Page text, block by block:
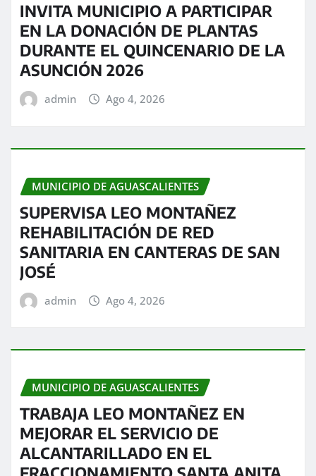
INVITA MUNICIPIO A PARTICIPAR
EN LA DONACIÓN DE PLANTAS
DURANTE EL QUINCENARIO DE LA
ASUNCIÓN 2026
admin Ago 4, 2026
MUNICIPIO DE AGUASCALIENTES
SUPERVISA LEO MONTAÑEZ
REHABILITACIÓN DE RED
SANITARIA EN CANTERAS DE SAN
JOSÉ
admin Ago 4, 2026
MUNICIPIO DE AGUASCALIENTES
TRABAJA LEO MONTAÑEZ EN
MEJORAR EL SERVICIO DE
ALCANTARILLADO EN EL